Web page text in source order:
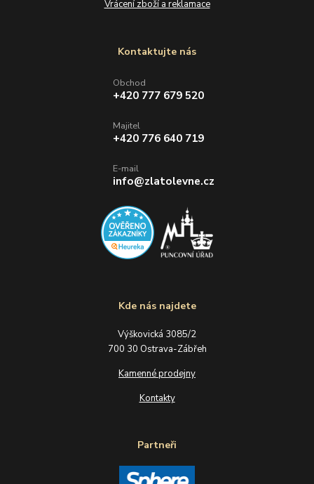
Vrácení zboží a reklamace
Kde nás najdete
Výškovická 3085/2
700 30 Ostrava-Zábřeh
Kamenné prodejny
Kontakty
Partneři
Kontaktujte nás
Obchod
+420 777 679 520
Majitel
+420 776 640 719
E-mail
info@zlatolevne.cz